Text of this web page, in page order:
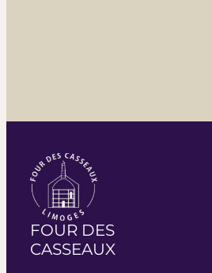
FOUR DES
CASSEAUX